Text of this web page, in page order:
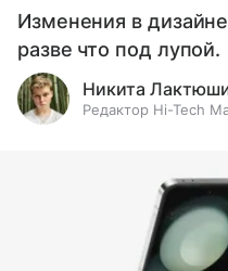
Изменения в
разве что под лупой.
Никита
Редактор Hi-Tech